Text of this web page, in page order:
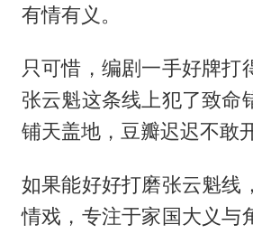
有情有义。
只可惜，编剧一手好牌打
张云魁这条线上犯了致命
铺天盖地，豆瓣迟迟不敢
如果能好好打磨张云魁线
情戏，专注于家国大义与